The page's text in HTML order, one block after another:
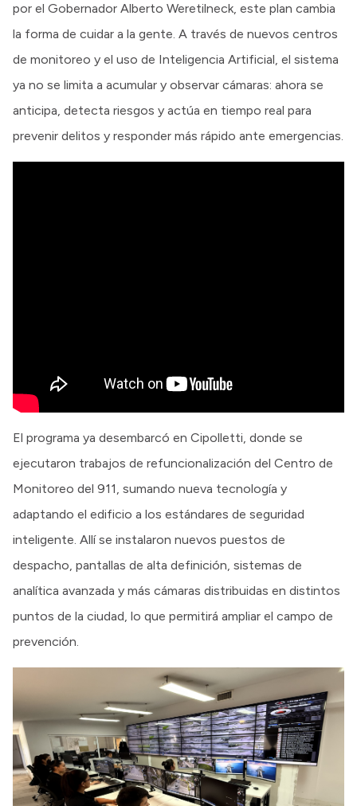
por el Gobernador Alberto Weretilneck, este plan cambia
la forma de cuidar a la gente. A través de nuevos centros
de monitoreo y el uso de Inteligencia Artificial, el sistema
ya no se limita a acumular y observar cámaras: ahora se
anticipa, detecta riesgos y actúa en tiempo real para
prevenir delitos y responder más rápido ante emergencias.
El programa ya desembarcó en Cipolletti, donde se
ejecutaron trabajos de refuncionalización del Centro de
Monitoreo del 911, sumando nueva tecnología y
adaptando el edificio a los estándares de seguridad
inteligente. Allí se instalaron nuevos puestos de
despacho, pantallas de alta definición, sistemas de
analítica avanzada y más cámaras distribuidas en distintos
puntos de la ciudad, lo que permitirá ampliar el campo de
prevención.